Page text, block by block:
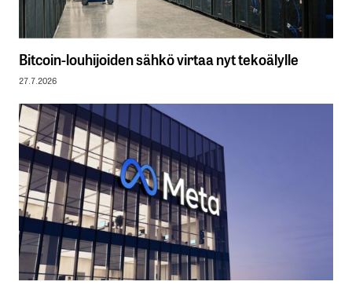
Bitcoin-louhijoiden sähkö virtaa nyt tekoälylle
27.7.2026